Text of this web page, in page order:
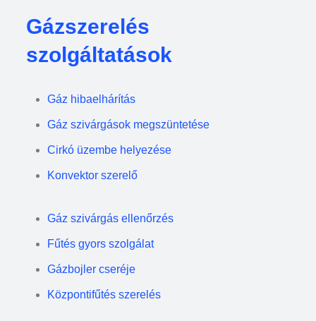
Gázszerelés
szolgáltatások
Gáz hibaelhárítás
Gáz szivárgások megszüntetése
Cirkó üzembe helyezése
Konvektor szerelő
Gáz szivárgás ellenőrzés
Fűtés gyors szolgálat
Gázbojler cseréje
Központifűtés szerelés